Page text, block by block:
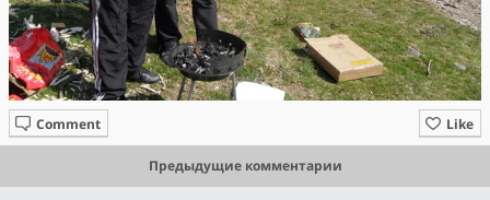
Like
Comment
Предыдущие комментарии